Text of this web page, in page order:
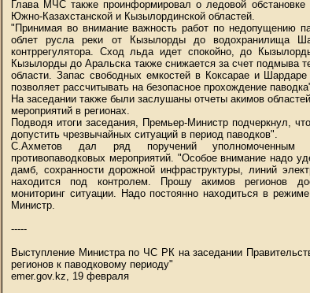
Глава МЧС также проинформировал о ледовой
Южно-Казахстанской и Кызылординской областей.
"Принимая во внимание важность работ по недопущению
облет русла реки от Кызылорды до водохранилища
контррегулятора. Сход льда идет спокойно, до
Кызылорды до Аральска также снижается за счет подмыва
области. Запас свободных емкостей в Коксарае и
позволяет рассчитывать на безопасное прохождение
На заседании также были заслушаны отчеты акимов
мероприятий в регионах.
Подводя итоги заседания, Премьер-Министр подчеркнул,
допустить чрезвычайных ситуаций в период паводков".
С.Ахметов дал ряд поручений уполномоченным
противопаводковых мероприятий. "Особое внимание надо
дамб, сохранности дорожной инфраструктуры, линий
находится под контролем. Прошу акимов регионов
мониторинг ситуации. Надо постоянно находиться в
Министр.
-----
Выступление Министра по ЧС РК на заседании
регионов к паводковому периоду"
emer.gov.kz, 19 февраля